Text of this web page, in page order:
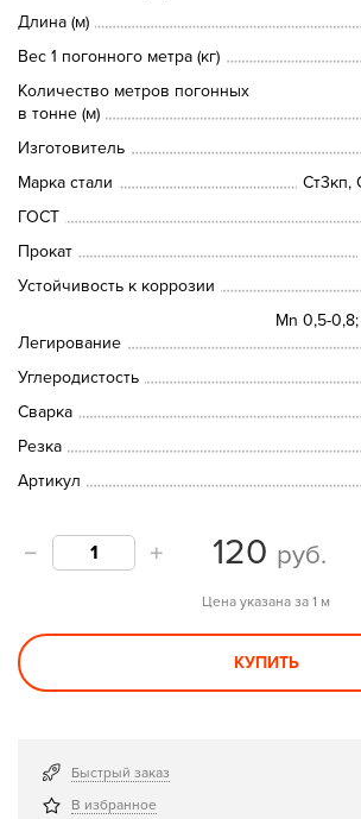
Длина (м)
Вес 1 погонного метра (кг)
Количество метров погонных
в тонне (м)
Изготовитель
Марка стали
Ст3кп,
ГОСТ
Прокат
Устойчивость к коррозии
Легирование
Mn 0,5-
Углеродистость
Сварка
Резка
Артикул
120 руб.
Цена указана за 1 м
КУПИТЬ
Быстрый заказ
В избранное